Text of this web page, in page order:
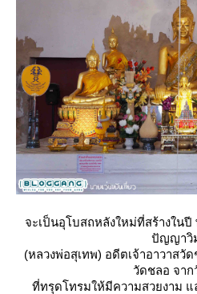
จะเป็นอุโบสถหลังใหม่ที่สร้างใน
ปัญญาวิ
(หลวงพ่อสุเทพ) อดีตเจ้าอาวาสวั
วัดชลอ จาก
ที่ทรุดโทรมให้มีความสวยงาม แ